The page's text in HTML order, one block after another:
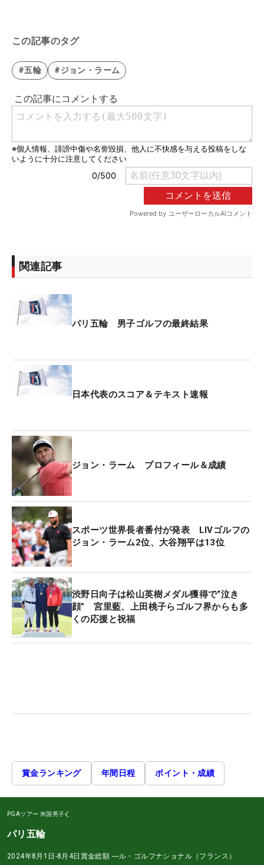
この記事のタグ
#五輪 #ジョン・ラーム
関連記事
パリ五輪 男子ゴルフの最終結果
日本代表のスコア＆テキスト速報
ジョン・ラーム プロフィール＆成績
スポーツ世界長者番付が発表 LIVゴルフの
ジョン・ラーム2位、大谷翔平は13位
渋野日向子は松山英樹メダル獲得で“泣き
顔” 宮里藍、上田桃子らゴルフ界からも多
くの応援と祝福
賞金ランキング 年間日程 ポイント・成績
PGAツアー 米国男子
パリ五輪
2024年8月1日-8月4日 賞金総額 ―ル・ゴルフナショナル（フランス）